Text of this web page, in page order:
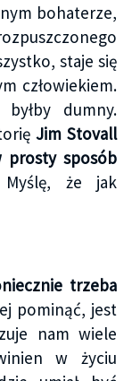
bohaterze,
staje się
człowiekiem.
dumny.
Jim Stovall
prosty sposób
że jak
trzeba
pominąć, jest
nam wiele
w życiu